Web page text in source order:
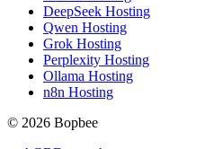
DeepSeek Hosting
Qwen Hosting
Grok Hosting
Perplexity Hosting
Ollama Hosting
n8n Hosting
© 2026 Bopbee